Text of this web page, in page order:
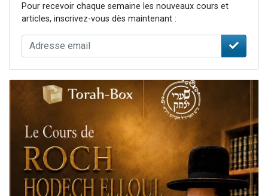
Pour recevoir chaque semaine les nouveaux cours et
articles, inscrivez-vous dès maintenant :